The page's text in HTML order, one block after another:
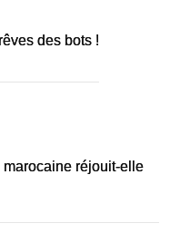
des bots !
marocaine réjouit-elle